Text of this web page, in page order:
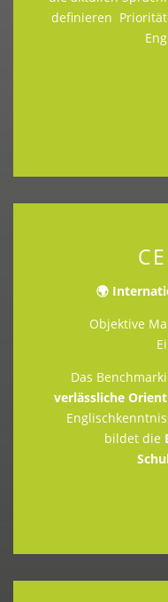
definieren
🌍
Objektive
Das
verlässliche
bildet die